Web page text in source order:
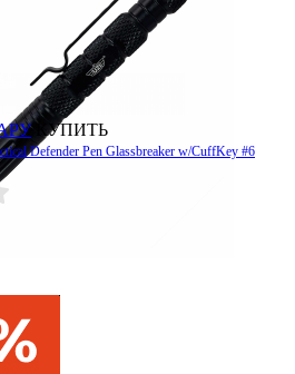
КУПИТЬ
Defender Pen Glassbreaker w/CuffKey #6